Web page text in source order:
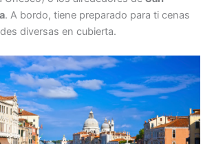
. A bordo, tiene preparado para ti cenas
diversas en cubierta.